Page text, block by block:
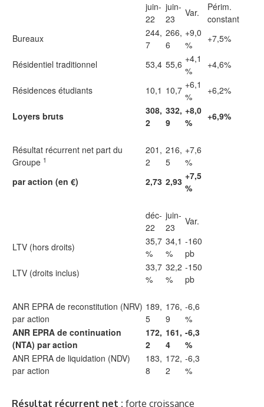
juin-
22
juin-
23
Var.
Périm.
constant
Bureaux
244,
7
266,
6
+9,0
%
+7,5%
Résidentiel traditionnel 53,4 55,6 +4,1
%
+4,6%
Résidences étudiants 10,1 10,7 +6,1
%
+6,2%
Loyers bruts
308,
2
332,
9
+8,0
%
+6,9%
Résultat récurrent net part du
Groupe 1
201,
2
216,
5
+7,6
%
par action (en €)
2,73 2,93 +7,5
%
déc-
22
juin-
23
Var.
LTV (hors droits)
35,7
%
34,1
%
-160
pb
LTV (droits inclus)
33,7
%
32,2
%
-150
pb
ANR EPRA de reconstitution (NRV)
par action
189,
5
176,
9
-6,6
%
ANR EPRA de continuation
(NTA) par action
172,
2
161,
4
-6,3
%
ANR EPRA de liquidation (NDV)
par action
183,
8
172,
2
-6,3
%
Résultat récurrent net : forte croissance